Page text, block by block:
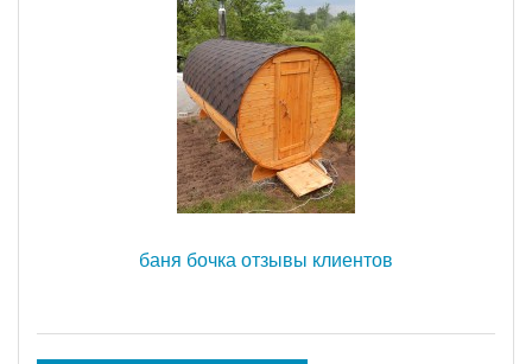
баня бочка отзывы клиентов